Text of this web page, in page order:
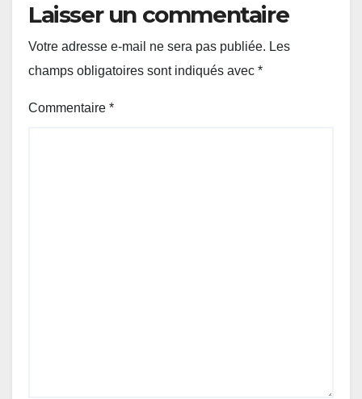
Laisser un commentaire
Votre adresse e-mail ne sera pas publiée. Les
champs obligatoires sont indiqués avec *
Commentaire *